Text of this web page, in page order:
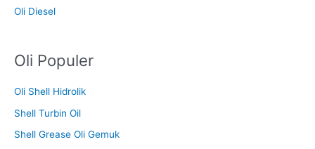
Oli Diesel
Oli Populer
Oli Shell Hidrolik
Shell Turbin Oil
Shell Grease Oli Gemuk